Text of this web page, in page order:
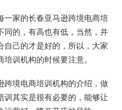
一家的长春亚马逊跨境电商培
同的，有高也有低，当然，并
自己的才是好的，所以，大家
训机构的时候要注意。
跨境电商培训机构的介绍，做
训其实是很有必要的，能够让